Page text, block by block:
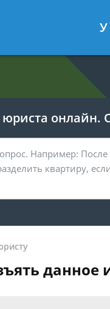
- Юрист по
онлайн.
данное
У